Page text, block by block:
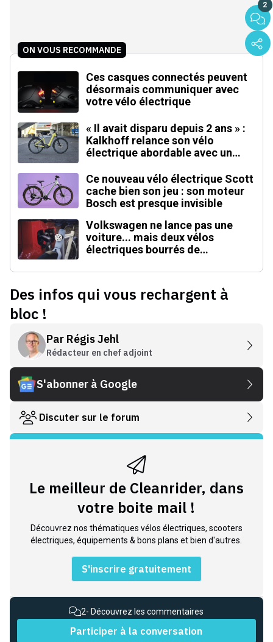
2
ON VOUS RECOMMANDE
Ces casques connectés peuvent
désormais communiquer avec
votre vélo électrique
« Il avait disparu depuis 2 ans » :
Kalkhoff relance son vélo
électrique abordable avec un
Ce nouveau vélo électrique Scott
cache bien son jeu : son moteur
Bosch est presque invisible
Volkswagen ne lance pas une
voiture... mais deux vélos
électriques bourrés de
Des infos qui vous rechargent à
bloc !
Par Régis Jehl
Rédacteur en chef adjoint
S'abonner à Google
Discuter sur le forum
Le meilleur de Cleanrider, dans
votre boite mail !
Découvrez nos thématiques vélos électriques, scooters
électriques, équipements & bons plans et bien d'autres.
S'inscrire gratuitement
2- Découvrez les commentaires
Participer à la conversation